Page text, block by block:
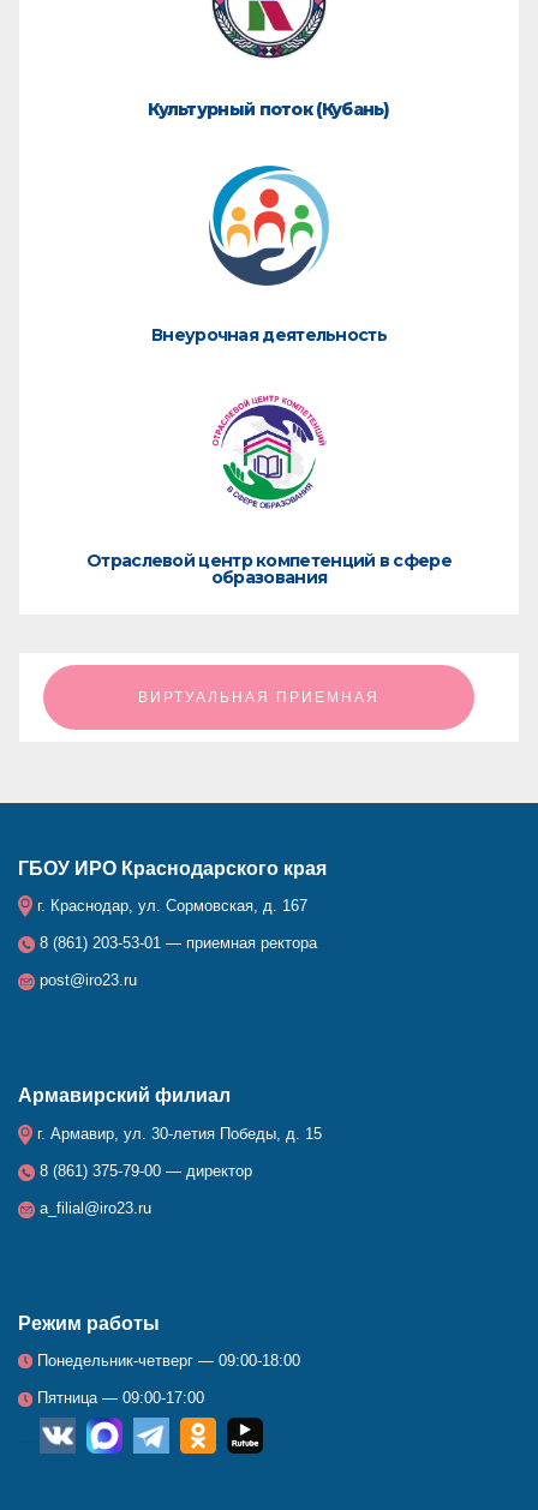
Культурный поток (Кубань)
Внеурочная деятельность
Отраслевой центр компетенций в сфере
образования
ㅤㅤㅤㅤㅤㅤㅤㅤㅤВИРТУАЛЬНАЯ ПРИЕМНАЯㅤㅤㅤㅤㅤㅤㅤㅤㅤ
ГБОУ ИРО Краснодарского края
г. Краснодар, ул. Сормовская, д. 167
8 (861) 203-53-01 — приемная ректора
post@iro23.ru
Армавирский филиал
г. Армавир, ул. 30-летия Победы, д. 15
8 (861) 375-79-00 — директор
a_filial@iro23.ru
Режим работы
Понедельник-четверг — 09:00-18:00
Пятница — 09:00-17:00